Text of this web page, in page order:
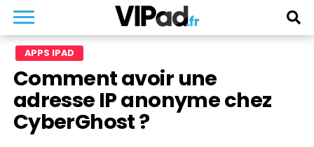
APPS IPAD
Comment avoir une
adresse IP anonyme chez
CyberGhost ?